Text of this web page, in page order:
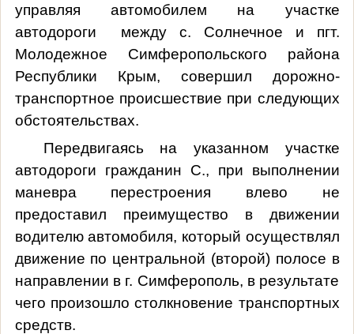
управляя автомобилем на участке
автодороги между с. Солнечное и пгт.
Молодежное Симферопольского района
Республики Крым, совершил дорожно-
транспортное происшествие при следующих
обстоятельствах.
Передвигаясь на указанном участке
автодороги гражданин С., при выполнении
маневра перестроения влево не
предоставил преимущество в движении
водителю автомобиля, который осуществлял
движение по центральной (второй) полосе в
направлении в г. Симферополь, в результате
чего произошло столкновение транспортных
средств.